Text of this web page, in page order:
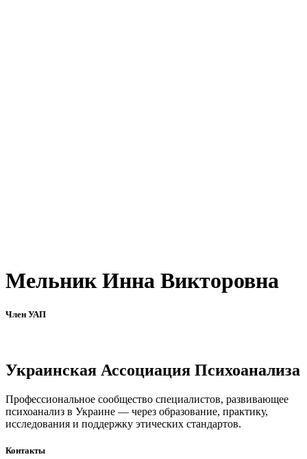
Мельник Инна Викторовна
Член УАП
Украинская Ассоциация Психоанализа
Профессиональное сообщество специалистов, развивающее
психоанализ в Украине — через образование, практику,
исследования и поддержку этических стандартов.
Контакты